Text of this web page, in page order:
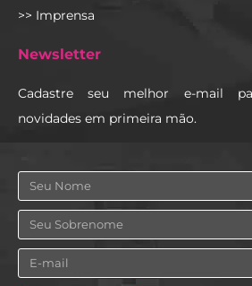
>> Imprensa
Newsletter
Cadastre seu melhor e-mail
novidades em primeira mão.
Nome
Sobrenome
Email